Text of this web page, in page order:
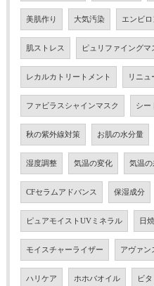
美肌作り 大気汚染 エンビ
肌ストレス ピュリファイングマ
レカルカトリートメント リニュ
ファビラスシャインマスク シー
秋の紫外線対策 お肌の水分量
湿度調整 気温の変化 気温の
CFセラムアドバンス 保湿成分
ピュアモイストUVミネラル 日
モイスチャーライザー アヴァン
ハリケア ホホバオイル ビ